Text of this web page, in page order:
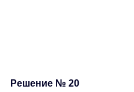
Решение № 20